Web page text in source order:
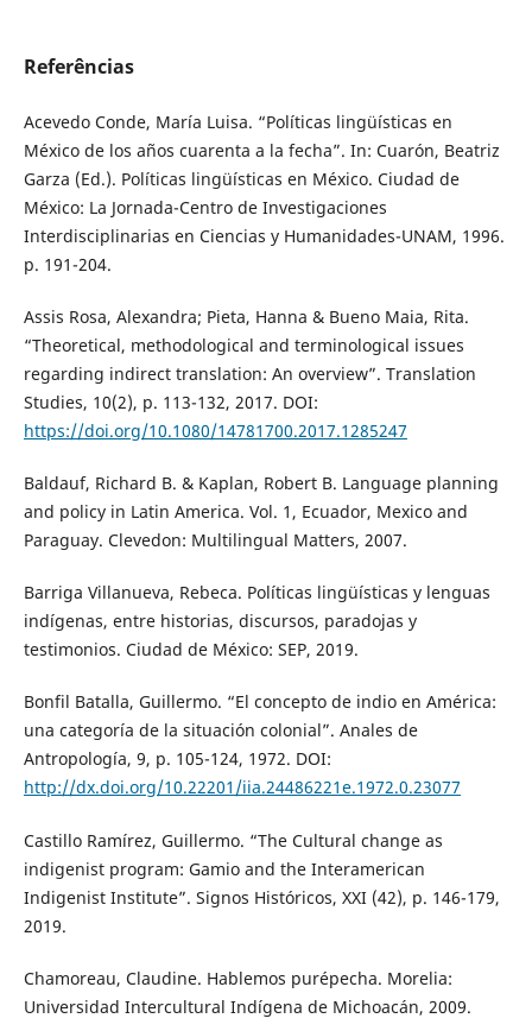
Referências
Acevedo Conde, María Luisa. “Políticas lingüísticas en
México de los años cuarenta a la fecha”. In: Cuarón, Beatriz
Garza (Ed.). Políticas lingüísticas en México. Ciudad de
México: La Jornada-Centro de Investigaciones
Interdisciplinarias en Ciencias y Humanidades-UNAM, 1996.
p. 191-204.
Assis Rosa, Alexandra; Pieta, Hanna & Bueno Maia, Rita.
“Theoretical, methodological and terminological issues
regarding indirect translation: An overview”. Translation
Studies, 10(2), p. 113-132, 2017. DOI:
https://doi.org/10.1080/14781700.2017.1285247
Baldauf, Richard B. & Kaplan, Robert B. Language planning
and policy in Latin America. Vol. 1, Ecuador, Mexico and
Paraguay. Clevedon: Multilingual Matters, 2007.
Barriga Villanueva, Rebeca. Políticas lingüísticas y lenguas
indígenas, entre historias, discursos, paradojas y
testimonios. Ciudad de México: SEP, 2019.
Bonfil Batalla, Guillermo. “El concepto de indio en América:
una categoría de la situación colonial”. Anales de
Antropología, 9, p. 105-124, 1972. DOI:
http://dx.doi.org/10.22201/iia.24486221e.1972.0.23077
Castillo Ramírez, Guillermo. “The Cultural change as
indigenist program: Gamio and the Interamerican
Indigenist Institute”. Signos Históricos, XXI (42), p. 146-179,
2019.
Chamoreau, Claudine. Hablemos purépecha. Morelia:
Universidad Intercultural Indígena de Michoacán, 2009.